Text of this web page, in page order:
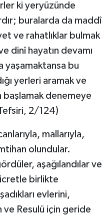
ki yeryüzünde
buralarda da maddî
ve rahatlıklar bulmak
dinî hayatın devamı
yaşamaktansa bu
yerleri aramak ve
başlamak denemeye
2/124)
mallarıyla,
olundular.
aşağılandılar ve
birlikte
evlerini,
ve Resulü için geride